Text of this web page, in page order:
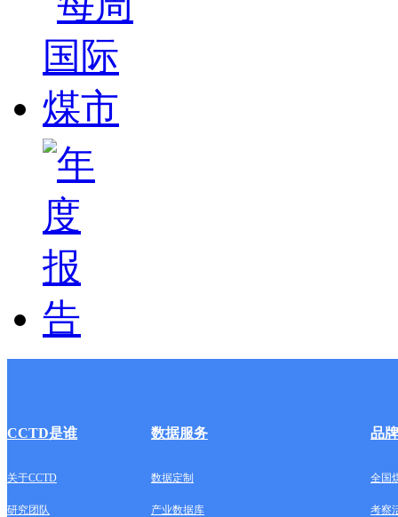
CCTD是谁 数据服务 品
关于CCTD 数据定制 全国
研究团队 产业数据库 考察